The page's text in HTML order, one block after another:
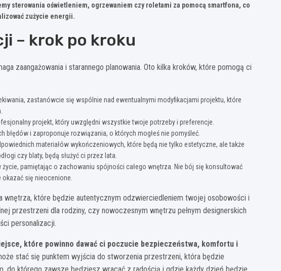
sterowania oświetleniem, ogrzewaniem czy roletami za pomocą smartfona, co
zużycie energii.
– krok po kroku
zaangażowania i starannego planowania. Oto kilka kroków, które pomogą ci
zastanówcie się wspólnie nad ewentualnymi modyfikacjami projektu, które
projekt, który uwzględni wszystkie twoje potrzeby i preferencje.
i zaproponuje rozwiązania, o których mogłeś nie pomyśleć.
materiałów wykończeniowych, które będą nie tylko estetyczne, ale także
czy blaty, będą służyć ci przez lata.
pamiętając o zachowaniu spójności całego wnętrza. Nie bój się konsultować
się nieocenione.
wnętrza, które będzie autentycznym odzwierciedleniem twojej osobowości i
przestrzeni dla rodziny, czy nowoczesnym wnętrzu pełnym designerskich
personalizacji.
które powinno dawać ci poczucie bezpieczeństwa, komfortu i
stać się punktem wyjścia do stworzenia przestrzeni, która będzie